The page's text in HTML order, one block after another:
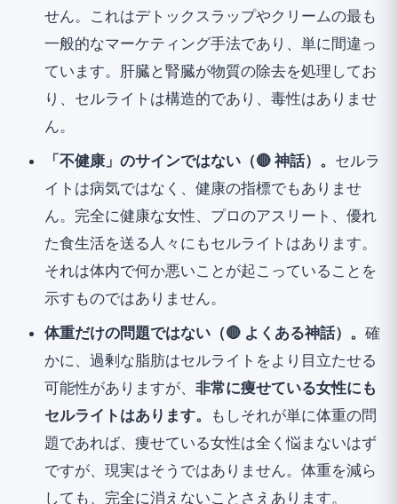
せん。これはデトックスラップやクリームの最も
一般的なマーケティング手法であり、単に間違っ
ています。肝臓と腎臓が物質の除去を処理してお
り、セルライトは構造的であり、毒性はありませ
ん。
「不健康」のサインではない（🔴 神話）。 セルラ
イトは病気ではなく、健康の指標でもありませ
ん。完全に健康な女性、プロのアスリート、優れ
た食生活を送る人々にもセルライトはあります。
それは体内で何か悪いことが起こっていることを
示すものではありません。
体重だけの問題ではない（🔴 よくある神話）。 確
かに、過剰な脂肪はセルライトをより目立たせる
可能性がありますが、 非常に痩せている女性にも
セルライトはあります。 もしそれが単に体重の問
題であれば、痩せている女性は全く悩まないはず
ですが、現実はそうではありません。体重を減ら
しても、完全に消えないことさえあります。